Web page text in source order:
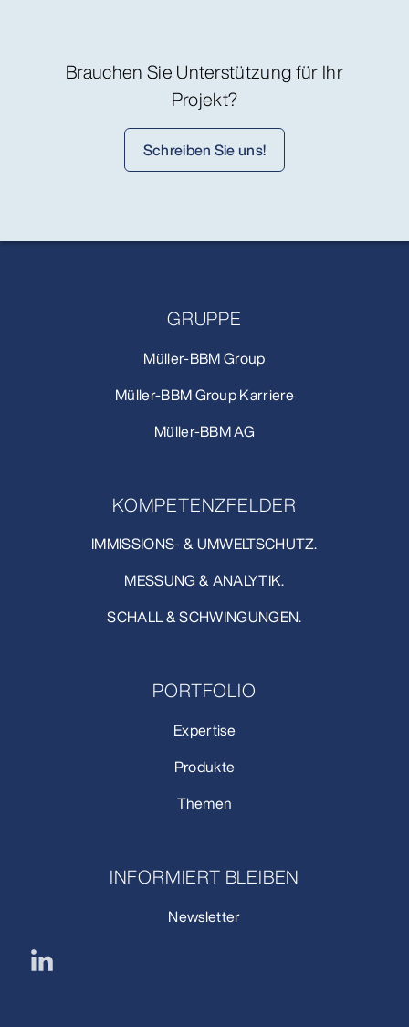
Brauchen Sie Unterstützung für Ihr
Projekt?
Schreiben Sie uns!
GRUPPE
Müller-BBM Group
Müller-BBM Group Karriere
Müller-BBM AG
KOMPETENZFELDER
IMMISSIONS- & UMWELTSCHUTZ.
MESSUNG & ANALYTIK.
SCHALL & SCHWINGUNGEN.
PORTFOLIO
Expertise
Produkte
Themen
INFORMIERT BLEIBEN
Newsletter